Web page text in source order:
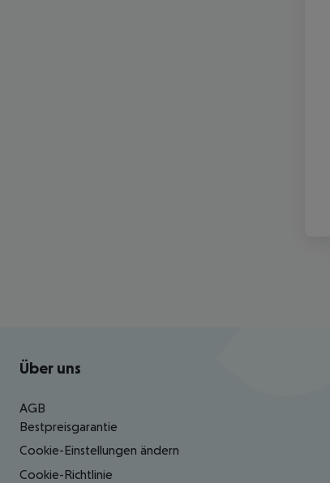
Footer navigation
Über uns
AGB
Bestpreisgarantie
Cookie-Einstellungen ändern
Cookie-Richtlinie